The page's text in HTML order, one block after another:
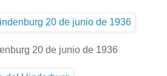
20 de junio de 1936